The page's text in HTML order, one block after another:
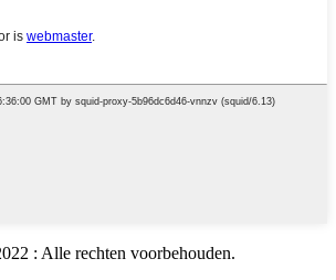
: Alle rechten voorbehouden.